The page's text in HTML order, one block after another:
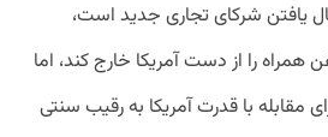
یافتن شرکای تجاری جدید است،
را از دست آمریکا خارج کند، اما
با قدرت آمریکا به رقیب سنتی